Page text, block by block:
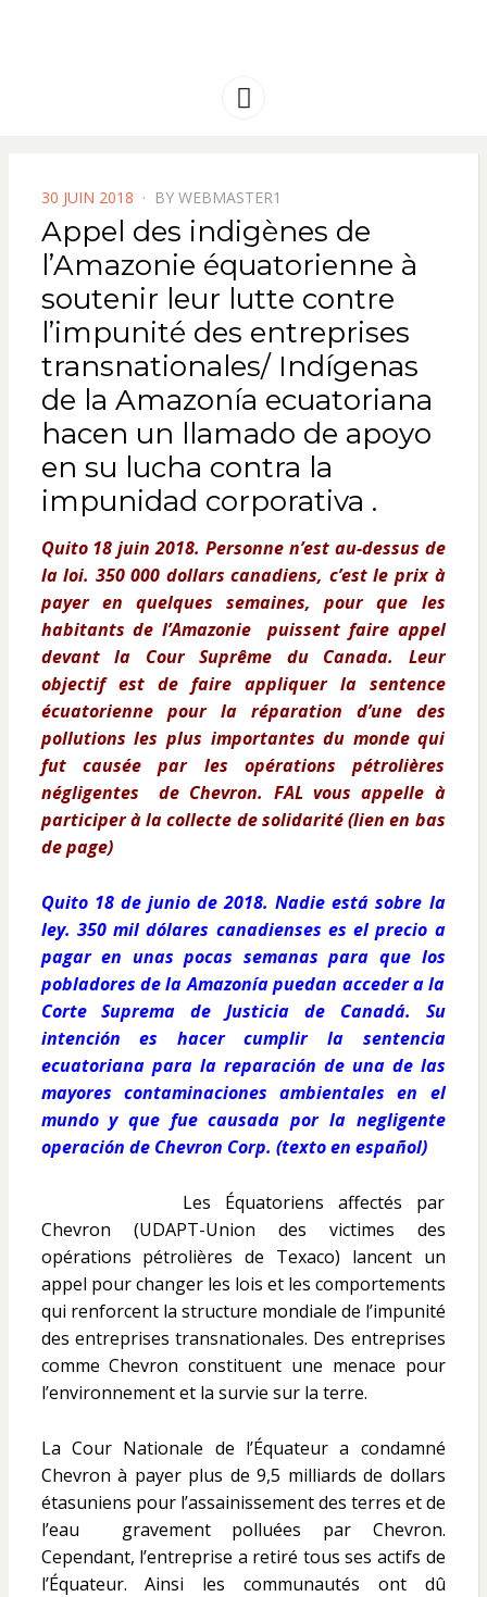
AMERIQUE
Menu
POSTED
ON
30 JUIN 2018 BY WEBMASTER1
Appel des indigènes de
l’Amazonie équatorienne à
soutenir leur lutte contre
l’impunité des entreprises
transnationales/ Indígenas
de la Amazonía ecuatoriana
hacen un llamado de apoyo
en su lucha contra la
impunidad corporativa .
Quito 18 juin 2018. Personne n’est au-dessus de
la loi. 350 000 dollars canadiens, c’est le prix à
payer en quelques semaines, pour que les
habitants de l’Amazonie puissent faire appel
devant la Cour Suprême du Canada. Leur
objectif est de faire appliquer la sentence
écuatorienne pour la réparation d’une des
pollutions les plus importantes du monde qui
fut causée par les opérations pétrolières
négligentes de Chevron. FAL vous appelle à
participer à la collecte de solidarité (lien en bas
de page)
Quito 18 de junio de 2018. Nadie está sobre la
ley. 350 mil dólares canadienses es el precio a
pagar en unas pocas semanas para que los
pobladores de la Amazonía puedan acceder a la
Corte Suprema de Justicia de Canadá. Su
intención es hacer cumplir la sentencia
ecuatoriana para la reparación de una de las
mayores contaminaciones ambientales en el
mundo y que fue causada por la negligente
operación de Chevron Corp. (texto en español)
Les Équatoriens affectés par
Chevron (UDAPT-Union des victimes des
opérations pétrolières de Texaco) lancent un
appel pour changer les lois et les comportements
qui renforcent la structure mondiale de l’impunité
des entreprises transnationales. Des entreprises
comme Chevron constituent une menace pour
l’environnement et la survie sur la terre.
La Cour Nationale de l’Équateur a condamné
Chevron à payer plus de 9,5 milliards de dollars
étasuniens pour l’assainissement des terres et de
l’eau gravement polluées par Chevron.
Cependant, l’entreprise a retiré tous ses actifs de
l’Équateur. Ainsi les communautés ont dû